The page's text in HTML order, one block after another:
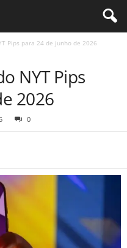
Pips para 24 de junho de 2026
NYT Pips
2026
0